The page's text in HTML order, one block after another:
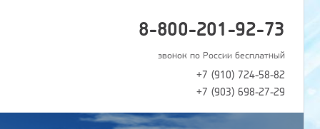
8-800-201-92-73
звонок по России бесплатный
+7 (910) 724-58-82
+7 (903) 698-27-29